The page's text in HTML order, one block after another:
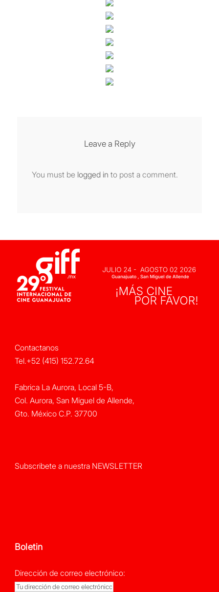
Leave a Reply
You must be logged in to post a comment.
Contactanos
Tel.+52 (415) 152.72.64
Fabrica La Aurora, Local 5-B,
Col. Aurora, San Miguel de Allende,
Gto. México C.P. 37700
Subscribete a nuestra NEWSLETTER
Boletin
Dirección de correo electrónico: